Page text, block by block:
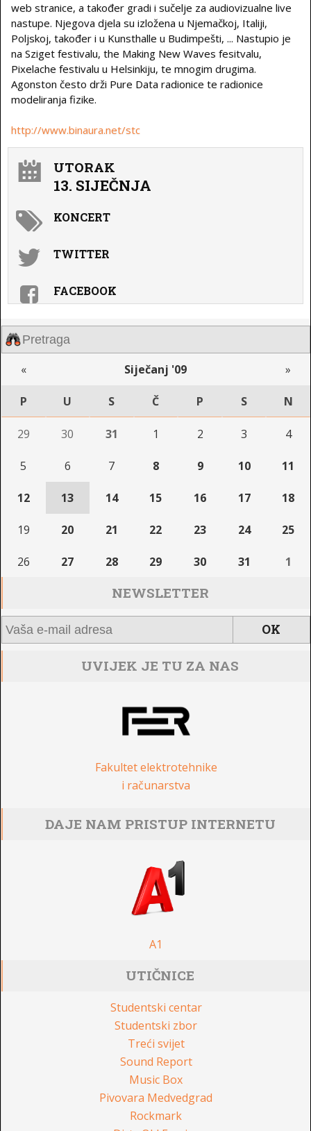
web stranice, a također gradi i sučelje za audiovizualne live
nastupe. Njegova djela su izložena u Njemačkoj, Italiji,
Poljskoj, također i u Kunsthalle u Budimpešti, ... Nastupio je
na Sziget festivalu, the Making New Waves fesitvalu,
Pixelache festivalu u Helsinkiju, te mnogim drugima.
Agonston često drži Pure Data radionice te radionice
modeliranja fizike.
http://www.binaura.net/stc
UTORAK
13. SIJEČNJA
KONCERT
TWITTER
FACEBOOK
« Siječanj '09 »
P U S Č P S N
29 30 31 1 2 3 4
5 6 7 8 9 10 11
12 13 14 15 16 17 18
19 20 21 22 23 24 25
26 27 28 29 30 31 1
NEWSLETTER
UVIJEK JE TU ZA NAS
Fakultet elektrotehnike
i računarstva
DAJE NAM PRISTUP INTERNETU
A1
UTIČNICE
Studentski centar
Studentski zbor
Treći svijet
Sound Report
Music Box
Pivovara Medvedgrad
Rockmark